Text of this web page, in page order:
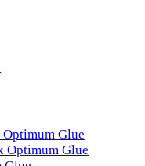
Glue
Optimum Glue